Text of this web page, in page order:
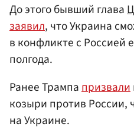
До этого бывший глава
заявил, что Украина
в конфликте с Россией
полгода.
Ранее Трампапризвали
козыри против России,
на Украине.